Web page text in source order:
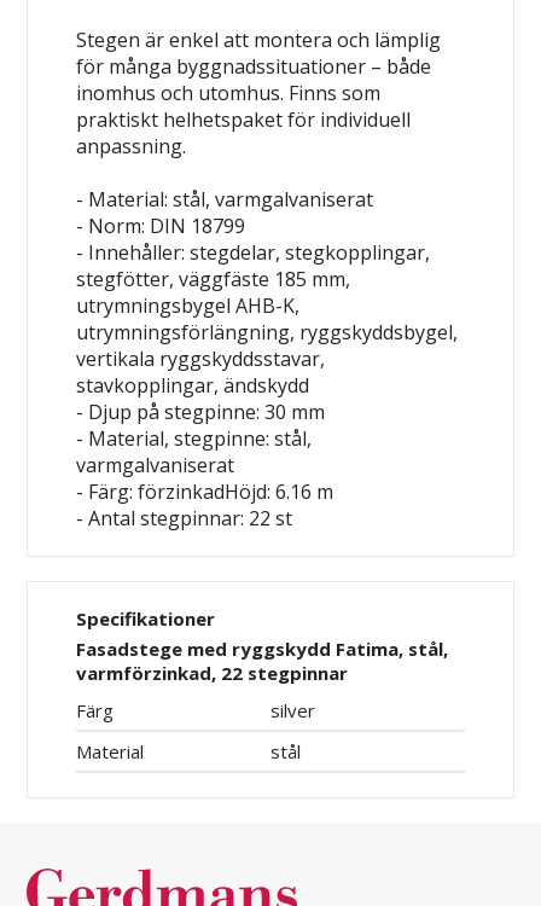
Stegen är enkel att montera och lämplig
för många byggnadssituationer – både
inomhus och utomhus. Finns som
praktiskt helhetspaket för individuell
anpassning.
- Material: stål, varmgalvaniserat
- Norm: DIN 18799
- Innehåller: stegdelar, stegkopplingar,
stegfötter, väggfäste 185 mm,
utrymningsbygel AHB-K,
utrymningsförlängning, ryggskyddsbygel,
vertikala ryggskyddsstavar,
stavkopplingar, ändskydd
- Djup på stegpinne: 30 mm
- Material, stegpinne: stål,
varmgalvaniserat
- Färg: förzinkadHöjd: 6.16 m
- Antal stegpinnar: 22 st
Specifikationer
Fasadstege med ryggskydd Fatima, stål,
varmförzinkad, 22 stegpinnar
Färg
silver
Material
stål